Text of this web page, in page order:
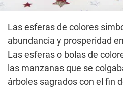
Las esferas de colores
abundancia y prosperidad
Las esferas o bolas de
las manzanas que se
árboles sagrados con el fin